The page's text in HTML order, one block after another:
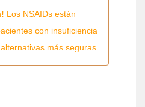
Los NSAIDs están
con insuficiencia
más seguras.